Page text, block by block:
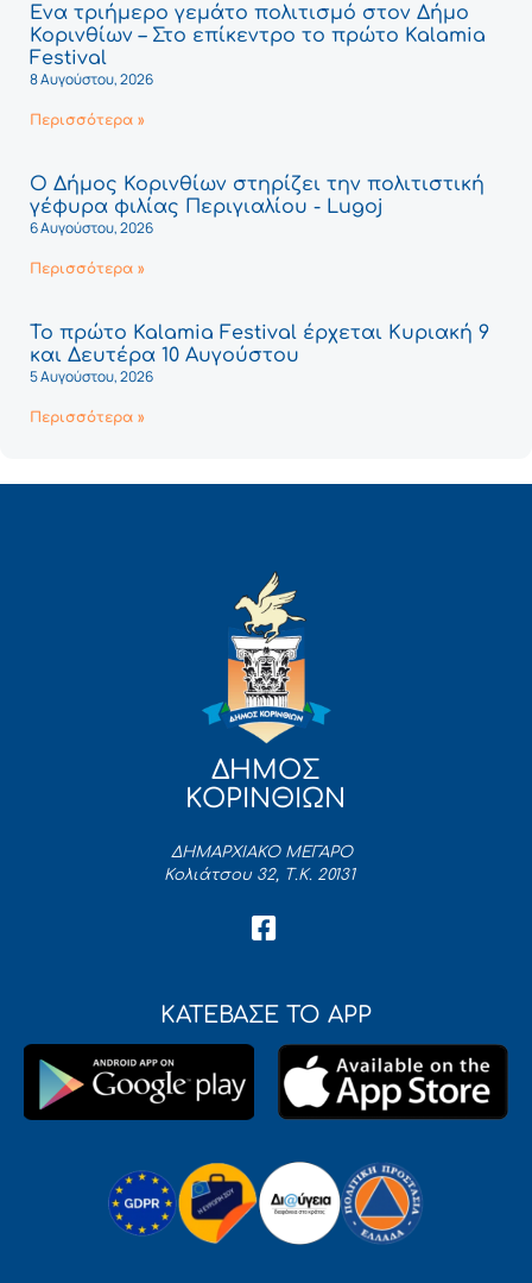
Ένα τριήμερο γεμάτο πολιτισμό στον Δήμο
Κορινθίων – Στο επίκεντρο το πρώτο Kalamia
Festival
8 Αυγούστου, 2026
Περισσότερα »
Ο Δήμος Κορινθίων στηρίζει την πολιτιστική
γέφυρα φιλίας Περιγιαλίου - Lugoj
6 Αυγούστου, 2026
Περισσότερα »
Το πρώτο Kalamia Festival έρχεται Κυριακή 9
και Δευτέρα 10 Αυγούστου
5 Αυγούστου, 2026
Περισσότερα »
ΔΗΜΟΣ
ΚΟΡΙΝΘΙΩΝ
ΔΗΜΑΡΧΙΑΚΟ ΜΕΓΑΡΟ
Κολιάτσου 32, Τ.Κ. 20131
ΚΑΤΕΒΑΣΕ ΤΟ APP